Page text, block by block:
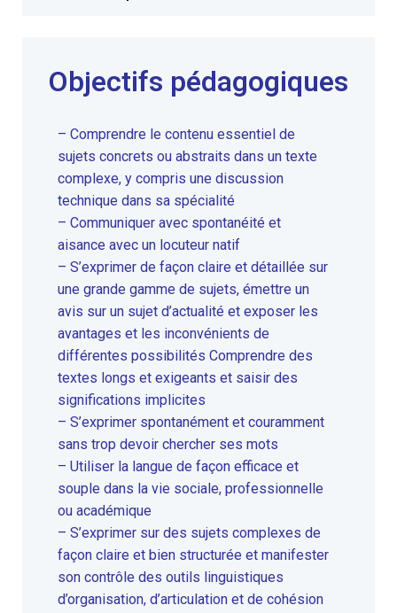
Objectifs pédagogiques
– Comprendre le contenu essentiel de
sujets concrets ou abstraits dans un texte
complexe, y compris une discussion
technique dans sa spécialité
– Communiquer avec spontanéité et
aisance avec un locuteur natif
– S’exprimer de façon claire et détaillée sur
une grande gamme de sujets, émettre un
avis sur un sujet d’actualité et exposer les
avantages et les inconvénients de
différentes possibilités Comprendre des
textes longs et exigeants et saisir des
significations implicites
– S’exprimer spontanément et couramment
sans trop devoir chercher ses mots
– Utiliser la langue de façon efficace et
souple dans la vie sociale, professionnelle
ou académique
– S’exprimer sur des sujets complexes de
façon claire et bien structurée et manifester
son contrôle des outils linguistiques
d’organisation, d’articulation et de cohésion